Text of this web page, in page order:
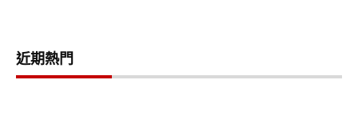
近期熱門